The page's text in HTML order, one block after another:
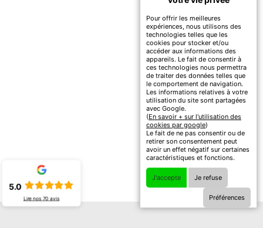
Pour offrir les meilleures
expériences, nous utilisons des
technologies telles que les
cookies pour stocker et/ou
accéder aux informations des
appareils. Le fait de consentir à
ces technologies nous permettra
de traiter des données telles que
le comportement de navigation.
Les informations relatives à votre
utilisation du site sont partagées
avec Google.
(En savoir + sur l'utilisation des
cookies par google)
Le fait de ne pas consentir ou de
retirer son consentement peut
avoir un effet négatif sur certaines
caractéristiques et fonctions.
J'accepte Je refuse
Préférences
5.0
Lire nos 70 avis